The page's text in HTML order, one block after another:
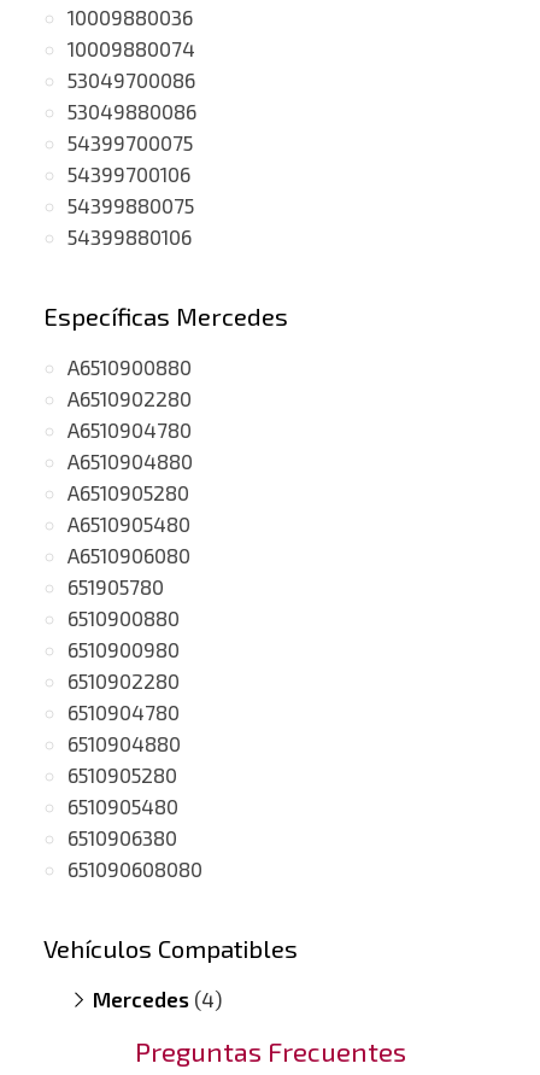
10009880036
10009880074
53049700086
53049880086
54399700075
54399700106
54399880075
54399880106
Específicas Mercedes
A6510900880
A6510902280
A6510904780
A6510904880
A6510905280
A6510905480
A6510906080
651905780
6510900880
6510900980
6510902280
6510904780
6510904880
6510905280
6510905480
6510906380
651090608080
Vehículos Compatibles
Mercedes (4)
Sprinter 216 CDI (motor A651)
Preguntas Frecuentes